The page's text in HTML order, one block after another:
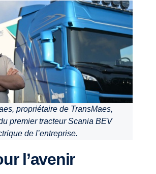
propriétaire de TransMaes,
premier tracteur Scania BEV
de l’entreprise.
l’avenir